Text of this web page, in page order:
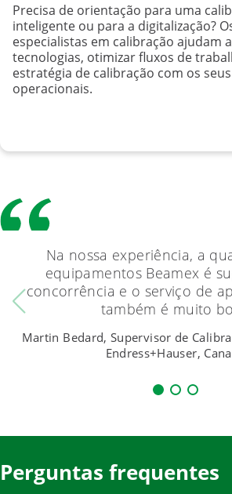
Precisa de orientação para uma
inteligente ou para a digitalização?
especialistas em calibração ajudam
tecnologias, otimizar fluxos de
estratégia de calibração com os
operacionais.
Na nossa experiência, a
equipamentos Beamex é
concorrência e o serviço de
também é muito
Martin Bedard, Supervisor de
Endress+Hauser,
Perguntas frequentes